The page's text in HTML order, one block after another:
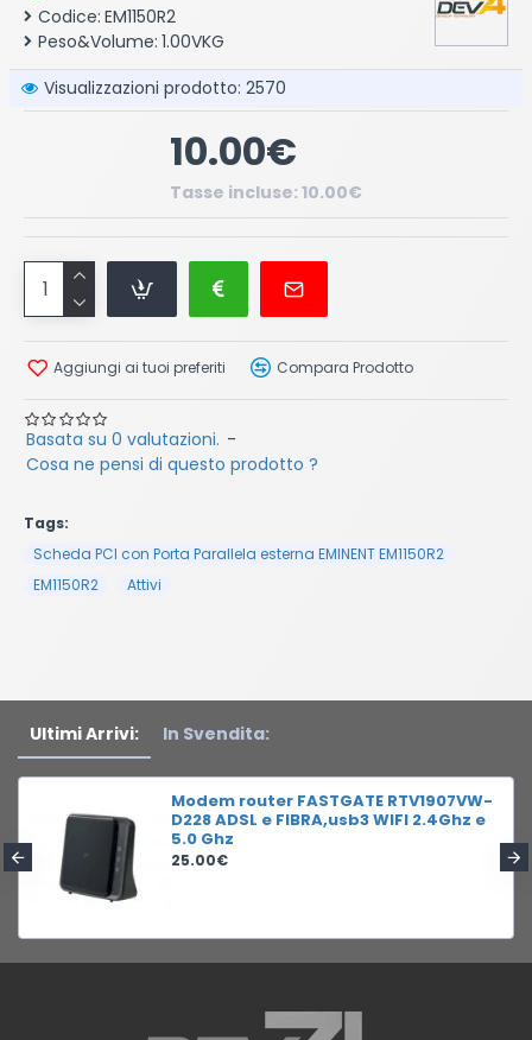
Codice: EM1150R2
Peso&Volume: 1.00VKG
Visualizzazioni prodotto: 2570
Basata su 0 valutazioni. -
Cosa ne pensi di questo prodotto ?
10.00€
Tasse incluse: 10.00€
Aggiungi ai tuoi preferiti Compara Prodotto
Tags:
Scheda PCI con Porta Parallela esterna EMINENT EM1150R2
EM1150R2
Attivi
Ultimi Arrivi: In Svendita:
Modem router FASTGATE RTV1907VW-
D228 ADSL e FIBRA,usb3 WIFI 2.4Ghz e
5.0 Ghz
25.00€